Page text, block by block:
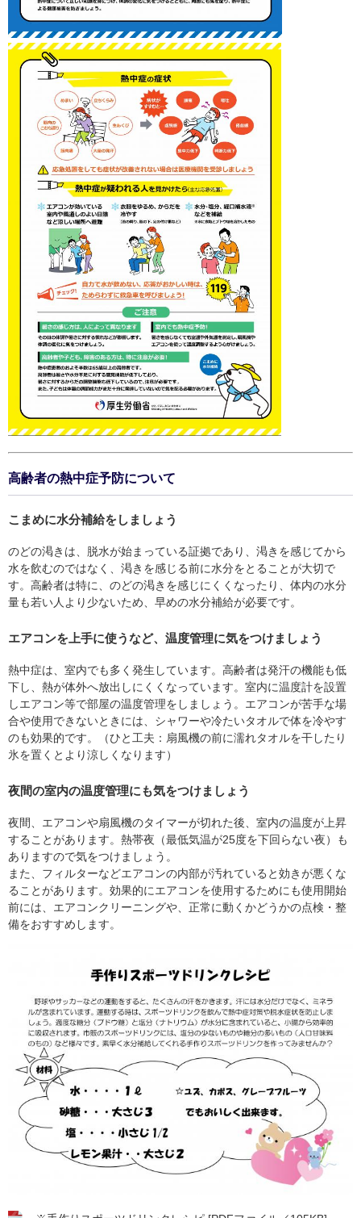
高齢者の熱中症予防について
こまめに水分補給をしましょう
のどの渇きは、脱水が始まっている証拠であり、渇きを感じてから
水を飲むのではなく、渇きを感じる前に水分をとることが大切で
す。高齢者は特に、のどの渇きを感じにくくなったり、体内の水分
量も若い人より少ないため、早めの水分補給が必要です。
エアコンを上手に使うなど、温度管理に気をつけましょう
熱中症は、室内でも多く発生しています。高齢者は発汗の機能も低
下し、熱が体外へ放出しにくくなっています。室内に温度計を設置
しエアコン等で部屋の温度管理をしましょう。エアコンが苦手な場
合や使用できないときには、シャワーや冷たいタオルで体を冷やす
のも効果的です。（ひと工夫：扇風機の前に濡れタオルを干したり
氷を置くとより涼しくなります）
夜間の室内の温度管理にも気をつけましょう
夜間、エアコンや扇風機のタイマーが切れた後、室内の温度が上昇
することがあります。熱帯夜（最低気温が25度を下回らない夜）も
ありますので気をつけましょう。
また、フィルターなどエアコンの内部が汚れていると効きが悪くな
ることがあります。効果的にエアコンを使用するためにも使用開始
前には、エアコンクリーニングや、正常に動くかどうかの点検・整
備をおすすめします。